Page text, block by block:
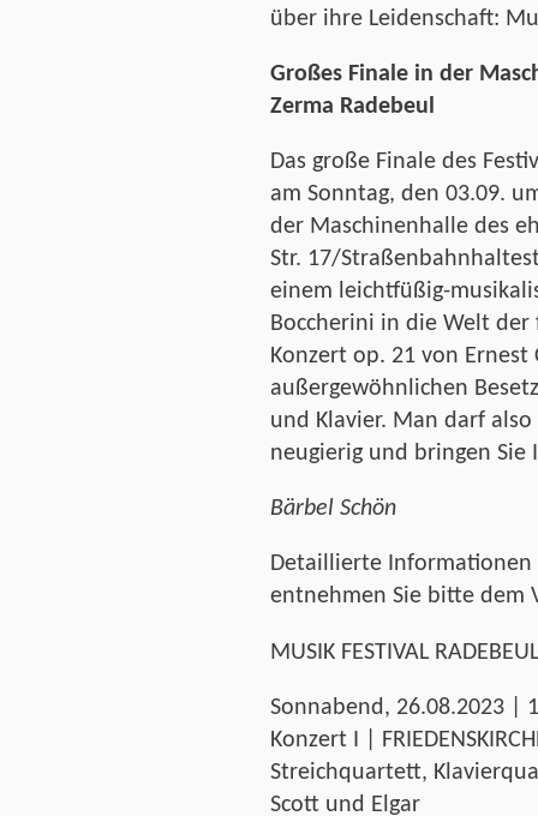
über ihre Leidenschaft:
Großes Finale in der
Zerma Radebeul
Das große Finale des
am Sonntag, den 03.09.
der Maschinenhalle des
Str. 17/
einem leichtfüßig-
Boccherini in die Welt
Konzert op. 21 von Ernest
außergewöhnlichen
und Klavier. Man darf also
neugierig und bringen
Bärbel Schön
Detaillierte Informationen
entnehmen Sie bitte dem
MUSIK FESTIVAL RADEBEUL
Sonnabend, 26.08.2023 |
Konzert I |
Streichquartett,
Scott und Elgar